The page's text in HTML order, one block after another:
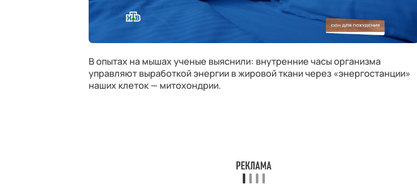
В опытах на мышах ученые выяснили: внутренние часы организма
управляют выработкой энергии в жировой ткани через «энергостанции»
наших клеток — митохондрии.